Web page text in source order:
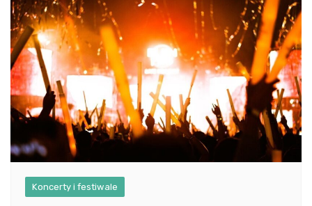
Koncerty i festiwale